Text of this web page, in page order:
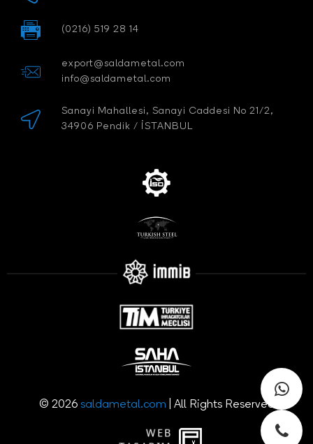
(0216) 519 28 14
export@saldametal.com
info@saldametal.com
Sanayi Mahallesi, Sanayi Caddesi No 21/2,
34906 Pendik / İSTANBUL
© 2026 saldametal.com | All Rights Reserved
WEB